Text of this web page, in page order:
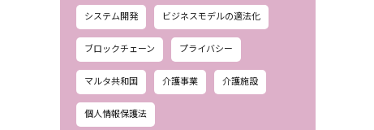
システム開発 ビジネスモデルの適法化
ブロックチェーン プライバシー
マルタ共和国 介護事業 介護施設
個人情報保護法